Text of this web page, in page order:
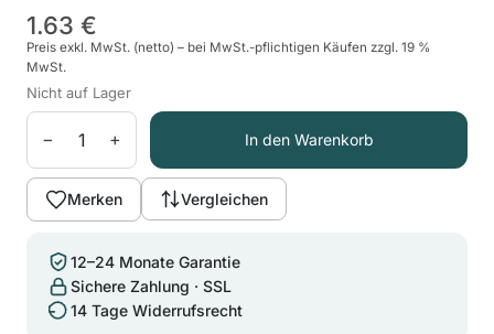
1.63 €
Preis exkl. MwSt. (netto) – bei MwSt.-pflichtigen Käufen zzgl. 19 %
MwSt.
Nicht auf Lager
− + In den Warenkorb
Merken Vergleichen
12–24 Monate Garantie
Sichere Zahlung · SSL
14 Tage Widerrufsrecht